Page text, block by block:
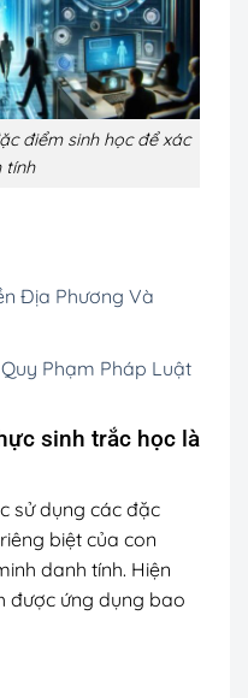
điểm sinh học để xác
tính
Địa Phương Và
Phạm Pháp Luật
sinh trắc học là
sử dụng các đặc
biệt của con
danh tính. Hiện
được ứng dụng bao